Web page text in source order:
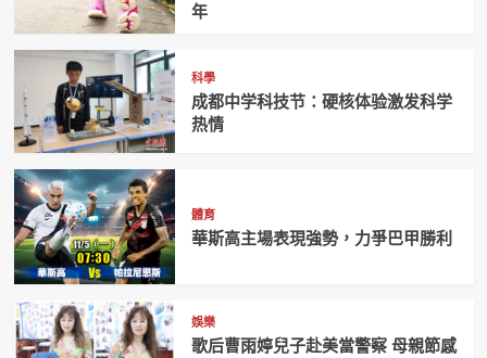
年
科學
成都中学科技节：硬核体验激发科学
热情
體育
華斯高主場表現強勢，力爭巴甲勝利
娛樂
歌后曹雨婷兒子赴美當警察 母親節感